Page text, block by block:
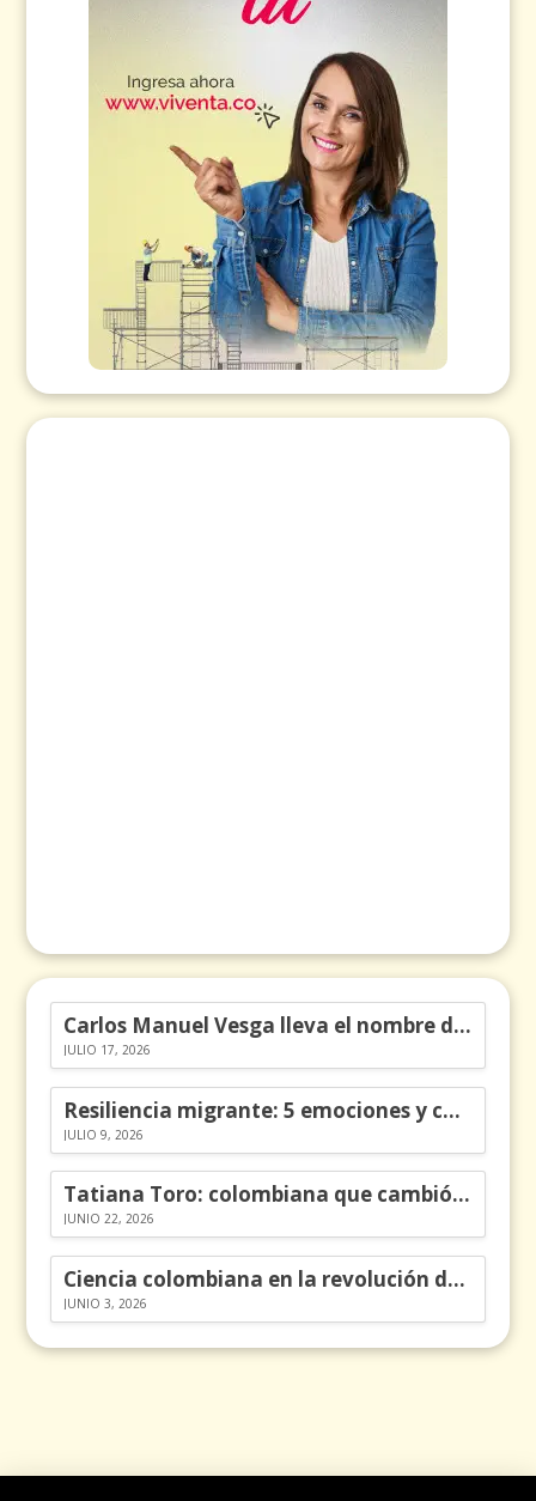
Carlos Manuel Vesga lleva el nombre de Colombia a los Emmy
JULIO 17, 2026
Resiliencia migrante: 5 emociones y cómo gestionarlas
JULIO 9, 2026
Tatiana Toro: colombiana que cambió la historia de las matemáticas
JUNIO 22, 2026
Ciencia colombiana en la revolución de los órganos en chips
JUNIO 3, 2026